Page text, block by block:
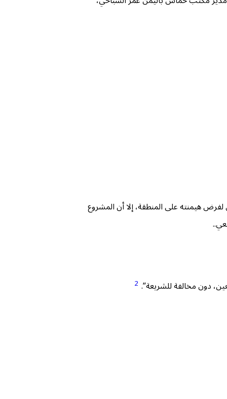
هيمنته على المنطقة، إلا أن المشروع
دون مخالفة للشريعة”. 2